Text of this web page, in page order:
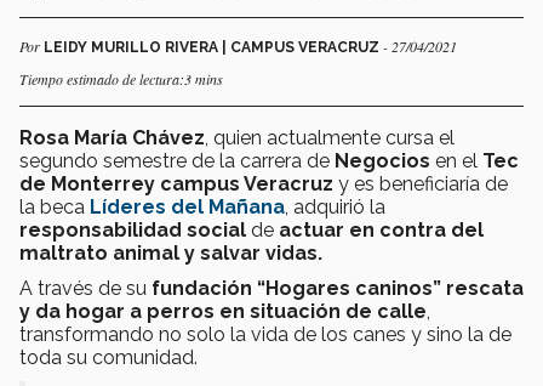
Por LEIDY MURILLO RIVERA | CAMPUS VERACRUZ - 27/04/2021
Tiempo estimado de lectura:3 mins
Rosa María Chávez , quien actualmente cursa el
segundo semestre de la carrera de Negocios en el Tec
de Monterrey campus Veracruz y es beneficiaría de
la beca Líderes del Mañana , adquirió la
responsabilidad social de actuar en contra del
maltrato animal y salvar vidas.
A través de su fundación “Hogares caninos” rescata
y da hogar a perros en situación de calle
transformando no solo la vida de los canes y sino la de
toda su comunidad.